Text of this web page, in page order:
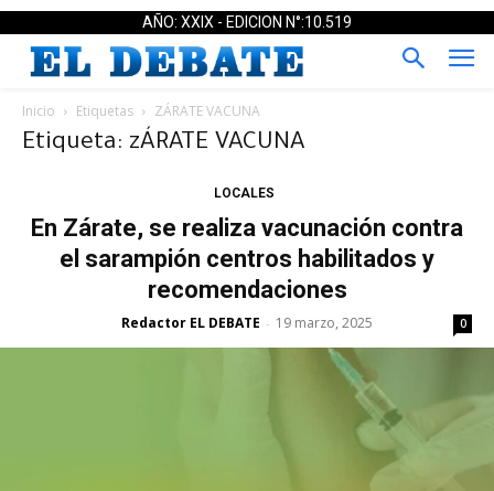
AÑO: XXIX - EDICION N°:10.519
Inicio Etiquetas ZÁRATE VACUNA
Etiqueta: zÁRATE VACUNA
LOCALES
En Zárate, se realiza vacunación contra
el sarampión centros habilitados y
recomendaciones
Redactor EL DEBATE - 19 marzo, 2025 0